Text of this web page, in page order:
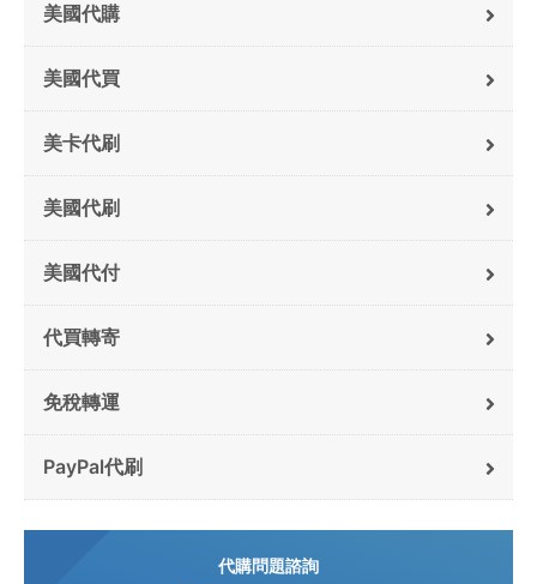
美國代購
美國代買
美卡代刷
美國代刷
美國代付
代買轉寄
免稅轉運
PayPal代刷
代購問題諮詢